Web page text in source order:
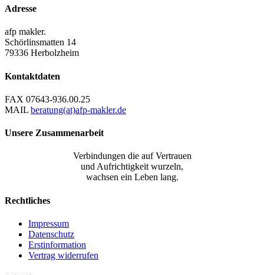
Adresse
afp makler.
Schörlinsmatten 14
79336 Herbolzheim
Kontaktdaten
FAX 07643-936.00.25
MAIL beratung(at)afp-makler.de
Unsere Zusammenarbeit
Verbindungen die auf Vertrauen
und Aufrichtigkeit wurzeln,
wachsen ein Leben lang.
Rechtliches
Impressum
Datenschutz
Erstinformation
Vertrag widerrufen